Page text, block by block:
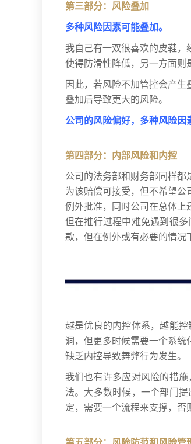
第三部分：风险叠加
多种风险因素可能叠加。
我自己有一双很喜欢的皮鞋，
使得防滑性降低，另一方面则
因此，若风险不加管控会产
叠加后导致更大的风险。
公司的风险偏好，多种风险因
第四部分：内部风险和内控
公司的法务部和财务部同样
为该赔偿可接受，但不希望
例外批准，同时公司在总体上
但在推行过程中难免遇到很
款，但在例外或有必要的情况
越是优良的内控体系，越能
洞，但更多时候需要一个系统
缺乏内控导致舞弊行为发生。
我们也有许多应对风险的措
法。大多数时候，一个部门
定，需要一个流程来支撑，否